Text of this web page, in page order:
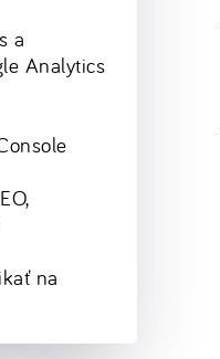
a
Analytics
na